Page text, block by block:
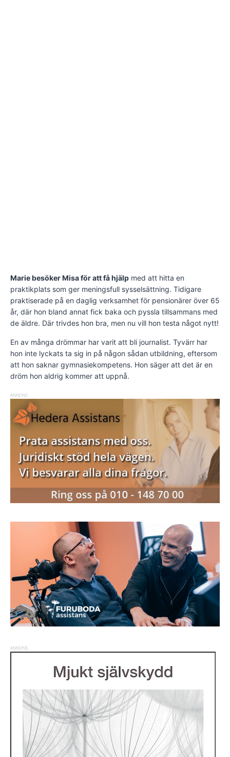
Marie besöker Misa för att få hjälp med att hitta en
praktikplats som ger meningsfull sysselsättning. Tidigare
praktiserade på en daglig verksamhet för pensionärer över 65
år, där hon bland annat fick baka och pyssla tillsammans med
de äldre. Där trivdes hon bra, men nu vill hon testa något nytt!
En av många drömmar har varit att bli journalist. Tyvärr har
hon inte lyckats ta sig in på någon sådan utbildning, eftersom
att hon saknar gymnasiekompetens. Hon säger att det är en
dröm hon aldrig kommer att uppnå.
ANNONS
ANNONS